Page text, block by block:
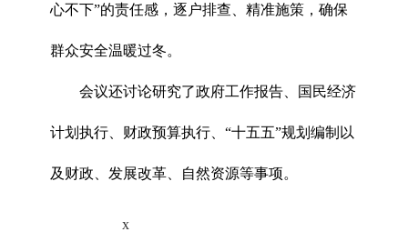
心不下”的责任感，逐户排查、精准施策，确保
群众安全温暖过冬。
会议还讨论研究了政府工作报告、国民经济
计划执行、财政预算执行、“十五五”规划编制以
及财政、发展改革、自然资源等事项。
x